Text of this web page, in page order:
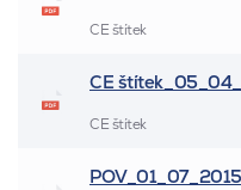
CE štítek
CE
CE štítek
POV_01_07_2015